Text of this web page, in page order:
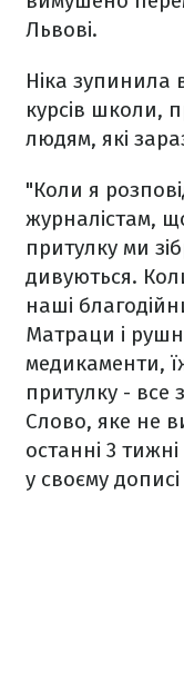
Львові.
Ніка зупинила
курсів школи,
людям, які
"Коли я
журналістам,
притулку ми
дивуються.
наші
Матраци і
медикаменти,
притулку - все
Слово, яке не
останні 3
у своєму дописі